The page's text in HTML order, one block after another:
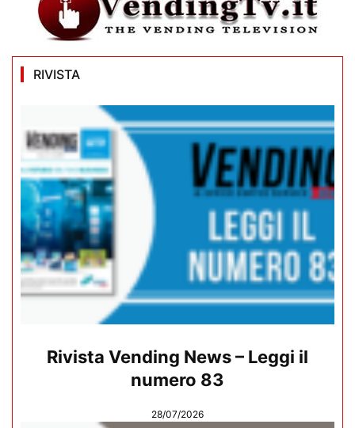
RIVISTA
Rivista Vending News – Leggi il
numero 83
28/07/2026